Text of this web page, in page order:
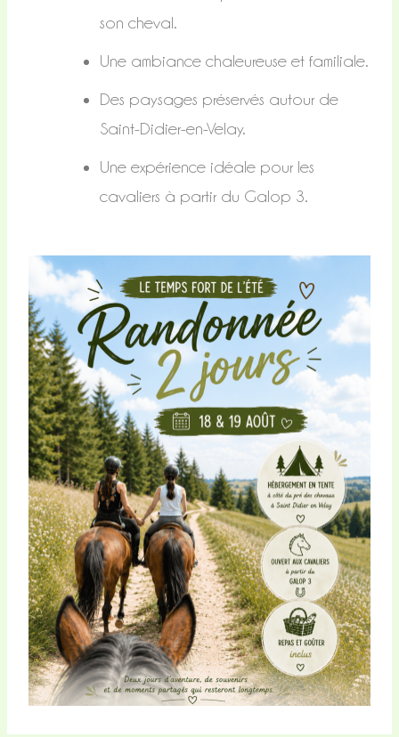
son cheval.
Une ambiance chaleureuse et familiale.
Des paysages préservés autour de
Saint-Didier-en-Velay.
Une expérience idéale pour les
cavaliers à partir du Galop 3.